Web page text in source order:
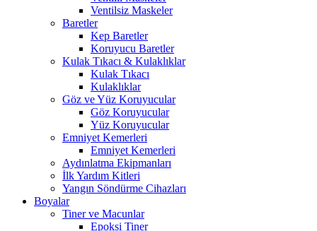
Ventilsiz Maskeler
Baretler
Kep Baretler
Koruyucu Baretler
Kulak Tıkacı & Kulaklıklar
Kulak Tıkacı
Kulaklıklar
Göz ve Yüz Koruyucular
Göz Koruyucular
Yüz Koruyucular
Emniyet Kemerleri
Emniyet Kemerleri
Aydınlatma Ekipmanları
İlk Yardım Kitleri
Yangın Söndürme Cihazları
Boyalar
Tiner ve Macunlar
Epoksi Tiner